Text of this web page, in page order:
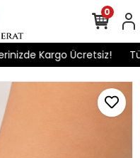
Kargo Ücretsiz!
0